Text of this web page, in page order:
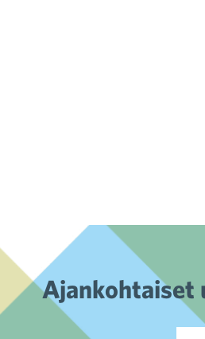
Ajankohtaiset